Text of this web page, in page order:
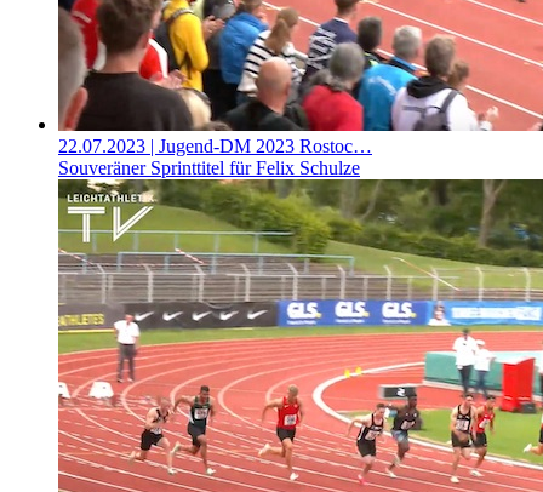
22.07.2023 | Jugend-DM 2023 Rostoc…
Souveräner Sprinttitel für Felix Schulze